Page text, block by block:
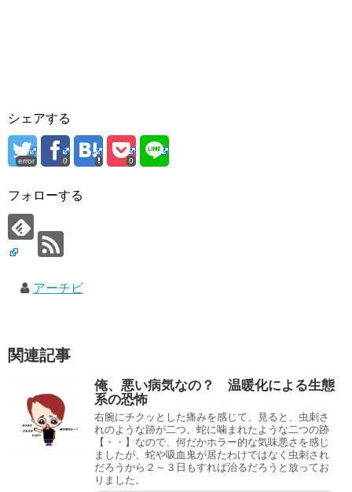
シェアする
error 0 0
フォローする
アーチビ
関連記事
俺、悪い病気なの？ 温暖化による生態
系の恐怖
右腕にチクッとした痛みを感じて、見ると、虫刺さ
れのような跡が二つ。蛇に噛まれたような二つの跡
【・・】なので、何だかホラー的な気味悪さを感じ
ましたが、蛇や吸血鬼が居たわけではなく虫刺され
だろうから２～３日もすれば治るだろうと放ってお
りました。